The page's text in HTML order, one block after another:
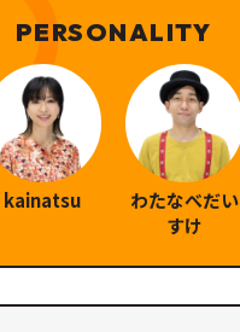
PERSONALITY
kainatsu
わたなべだい
すけ